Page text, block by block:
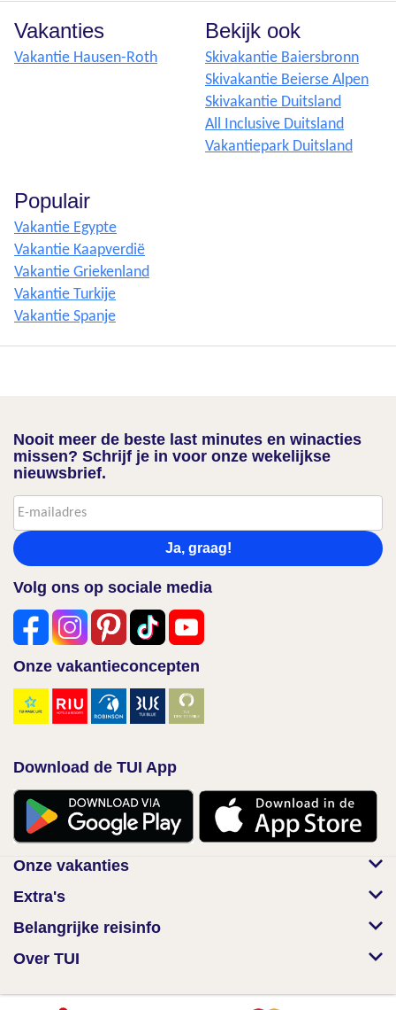
Vakanties
Vakantie Hausen-Roth
Bekijk ook
Skivakantie Baiersbronn
Skivakantie Beierse Alpen
Skivakantie Duitsland
All Inclusive Duitsland
Vakantiepark Duitsland
Populair
Vakantie Egypte
Vakantie Kaapverdië
Vakantie Griekenland
Vakantie Turkije
Vakantie Spanje
Nooit meer de beste last minutes en winacties
missen? Schrijf je in voor onze wekelijkse
nieuwsbrief.
Ja, graag!
Volg ons op sociale media
Onze vakantieconcepten
Download de TUI App
Onze vakanties
Extra's
Belangrijke reisinfo
Over TUI